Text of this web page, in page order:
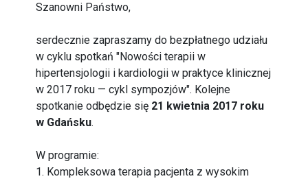
Szanowni Państwo,
serdecznie zapraszamy do bezpłatnego udziału
w cyklu spotkań "Nowości terapii w
hipertensjologii i kardiologii w praktyce klinicznej
w 2017 roku — cykl sympozjów". Kolejne
spotkanie odbędzie się 21 kwietnia 2017 roku
w Gdańsku.
W programie:
1. Kompleksowa terapia pacjenta z wysokim